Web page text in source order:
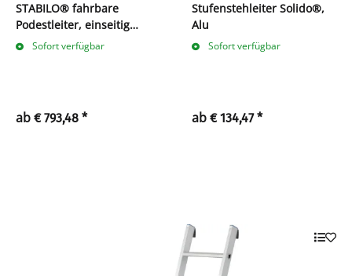
STABILO® fahrbare
Podestleiter, einseitig
begehbar, 3-8 Stufen
Sofort verfügbar
ab € 793,48 *
Stufenstehleiter Solido®,
Alu
Sofort verfügbar
ab € 134,47*